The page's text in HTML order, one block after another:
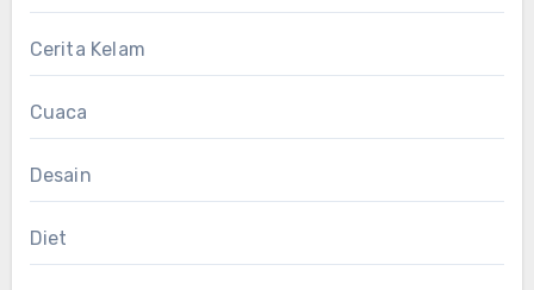
Cerita Kelam
Cuaca
Desain
Diet